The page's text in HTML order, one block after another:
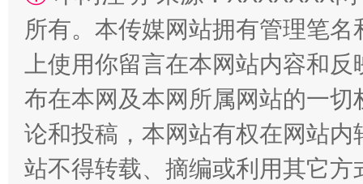
所有。本传媒网站拥有管理笔
上使用你留言在本网站内容和
布在本网及本网所属网站的一
论和投稿，本网站有权在网站
站不得转载、摘编或利用其它